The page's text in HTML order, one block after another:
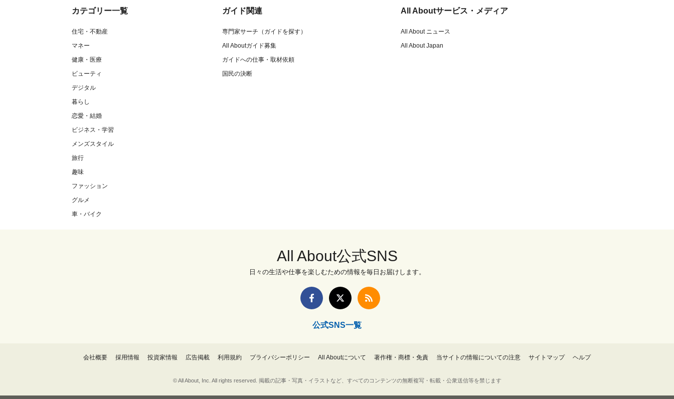
カテゴリー一覧
住宅・不動産
マネー
健康・医療
ビューティ
デジタル
暮らし
恋愛・結婚
ビジネス・学習
メンズスタイル
旅行
趣味
ファッション
グルメ
車・バイク
ガイド関連
専門家サーチ（ガイドを探す）
All Aboutガイド募集
ガイドへの仕事・取材依頼
国民の決断
All Aboutサービス・メディア
All About ニュース
All About Japan
All About公式SNS
日々の生活や仕事を楽しむための情報を毎日お届けします。
公式SNS一覧
会社概要 採用情報 投資家情報 広告掲載 利用規約 プライバシーポリシー All Aboutについて 著作権・商標・免責 当サイトの情報についての注意 サイトマップ ヘルプ
© All About, Inc. All rights reserved. 掲載の記事・写真・イラストなど、すべてのコンテンツの無断複写・転載・公衆送信等を禁じます